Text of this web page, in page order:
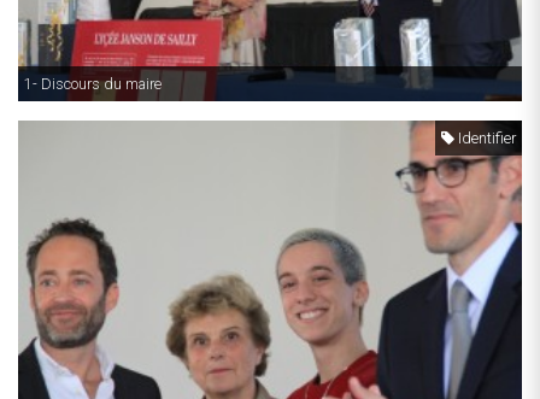
1- Discours du maire
Identifier